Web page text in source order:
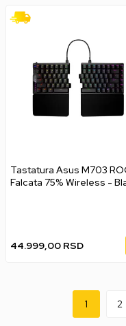
Tastatura Asus M703
Falcata 75% Wireless -
44.999,00 RSD
1 2